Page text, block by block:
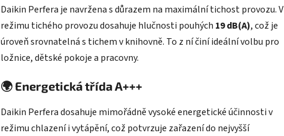
Daikin Perfera je navržena s důrazem na maximální tichost provozu. V
režimu tichého provozu dosahuje hlučnosti pouhých 19 dB(A), což je
úroveň srovnatelná s tichem v knihovně. To z ní činí ideální volbu pro
ložnice, dětské pokoje a pracovny.
🌍 Energetická třída A+++
Daikin Perfera dosahuje mimořádně vysoké energetické účinnosti v
režimu chlazení i vytápění, což potvrzuje zařazení do nejvyšší